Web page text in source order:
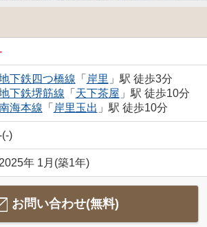
下鉄四つ橋線 「 岸里 」駅 徒歩3分
下鉄堺筋線 「 天下茶屋 」駅 徒歩10分
海本線 「 岸里玉出 」駅 徒歩10分
(-)
2025年 1月(築1年)
お問い合わせ(無料)